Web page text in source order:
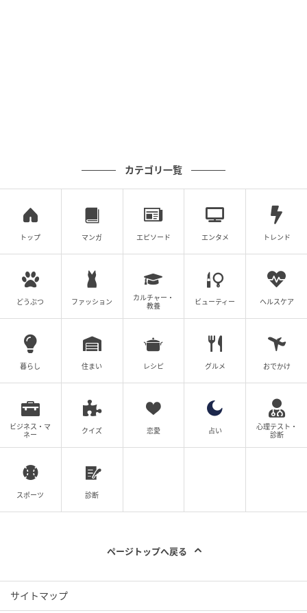
カテゴリ一覧
トップ マンガ エピソード エンタメ トレンド
どうぶつ ファッション
カルチャー・
教養
ビューティー ヘルスケア
暮らし 住まい レシピ グルメ おでかけ
ビジネス・マ
ネー
クイズ 恋愛 占い
心理テスト・
診断
スポーツ 診断
ページトップへ戻る
サイトマップ